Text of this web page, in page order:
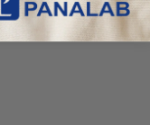
lo que garantiza